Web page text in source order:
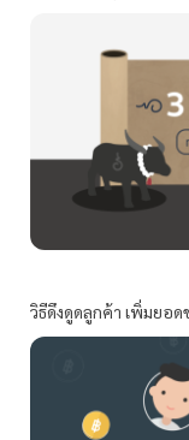
วิธีดึงดูดลูกค้า เพิ่มยอด